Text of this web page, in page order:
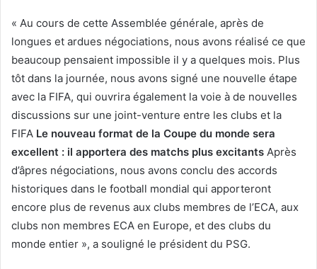
« Au cours de cette Assemblée générale, après de
longues et ardues négociations, nous avons réalisé ce que
beaucoup pensaient impossible il y a quelques mois. Plus
tôt dans la journée, nous avons signé une nouvelle étape
avec la FIFA, qui ouvrira également la voie à de nouvelles
discussions sur une joint-venture entre les clubs et la
FIFA Le nouveau format de la Coupe du monde sera
excellent : il apportera des matchs plus excitants Après
d’âpres négociations, nous avons conclu des accords
historiques dans le football mondial qui apporteront
encore plus de revenus aux clubs membres de l’ECA, aux
clubs non membres ECA en Europe, et des clubs du
monde entier », a souligné le président du PSG.